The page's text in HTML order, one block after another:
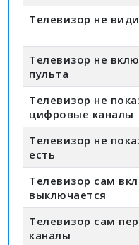
Телевизор не
Телевизор не
пульта
Телевизор не
цифровые каналы
Телевизор не
есть
Телевизор сам
выключается
Телевизор сам
каналы